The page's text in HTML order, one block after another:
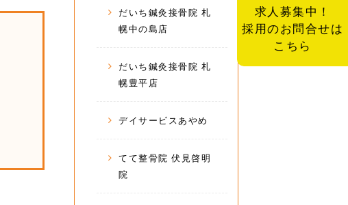
求人募集中！
採用のお問合せは
こちら
だいち鍼灸接骨院 札
幌中の島店
だいち鍼灸接骨院 札
幌豊平店
デイサービスあやめ
てて整骨院 伏見啓明
院